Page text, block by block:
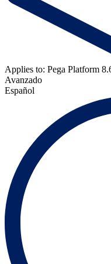
Applies to: Pega Platform
Avanzado
Español